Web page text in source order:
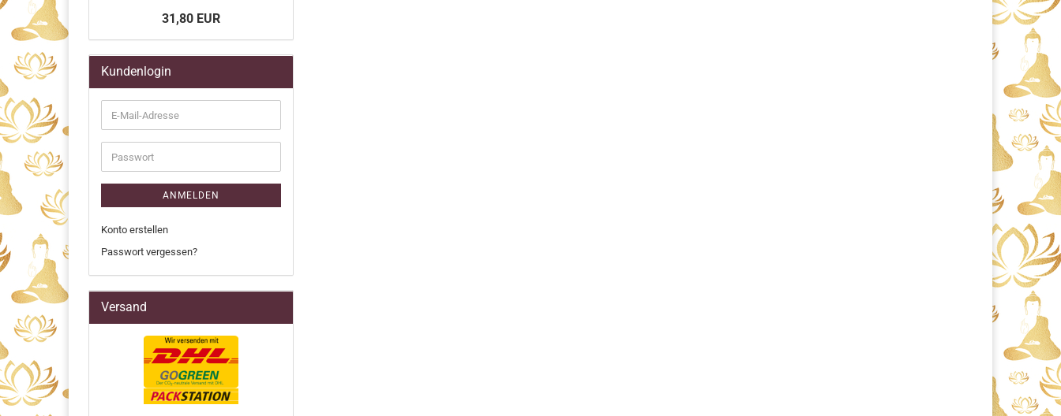
31,80 EUR
Kundenlogin
E-
Mail-
Adresse
Passwort
ANMELDEN
Konto erstellen
Passwort vergessen?
Versand